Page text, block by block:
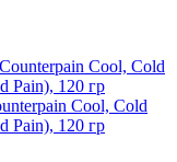
Cool, Cold
Pain), 120 гр